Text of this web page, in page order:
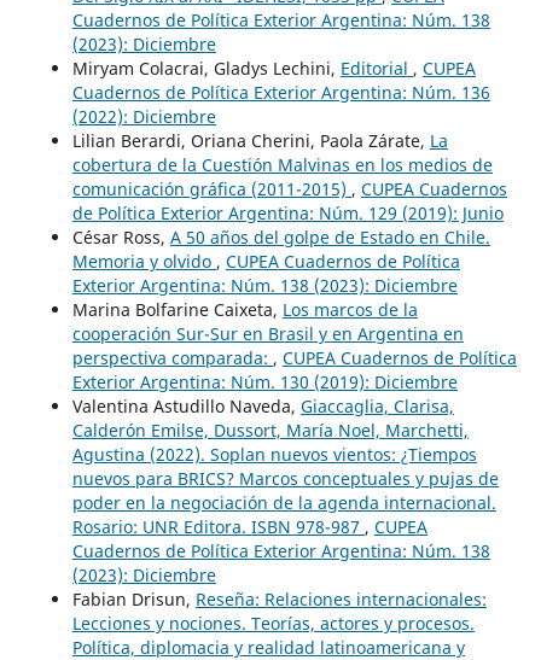
Cuadernos de Política Exterior Argentina: Núm. 138
(2023): Diciembre
Miryam Colacrai, Gladys Lechini, Editorial , CUPEA
Cuadernos de Política Exterior Argentina: Núm. 136
(2022): Diciembre
Lilian Berardi, Oriana Cherini, Paola Zárate, La
cobertura de la Cuestión Malvinas en los medios de
comunicación gráfica (2011-2015) , CUPEA Cuadernos
de Política Exterior Argentina: Núm. 129 (2019): Junio
César Ross, A 50 años del golpe de Estado en Chile.
Memoria y olvido , CUPEA Cuadernos de Política
Exterior Argentina: Núm. 138 (2023): Diciembre
Marina Bolfarine Caixeta, Los marcos de la
cooperación Sur-Sur en Brasil y en Argentina en
perspectiva comparada: , CUPEA Cuadernos de Política
Exterior Argentina: Núm. 130 (2019): Diciembre
Valentina Astudillo Naveda, Giaccaglia, Clarisa,
Calderón Emilse, Dussort, María Noel, Marchetti,
Agustina (2022). Soplan nuevos vientos: ¿Tiempos
nuevos para BRICS? Marcos conceptuales y pujas de
poder en la negociación de la agenda internacional.
Rosario: UNR Editora. ISBN 978-987 , CUPEA
Cuadernos de Política Exterior Argentina: Núm. 138
(2023): Diciembre
Fabian Drisun, Reseña: Relaciones internacionales:
Lecciones y nociones. Teorías, actores y procesos.
Política, diplomacia y realidad latinoamericana y